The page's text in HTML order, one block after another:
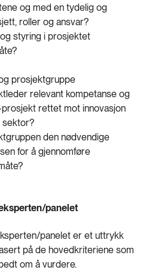
og med en tydelig og
roller og ansvar?
styring i prosjektet
prosjektgruppe
relevant kompetanse og
rettet mot innovasjon
sektor?
den nødvendige
for å gjennomføre
panelet
panelet er et uttrykk
på de hovedkriteriene som
om å vurdere.